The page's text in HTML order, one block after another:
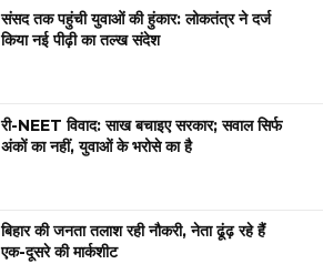
संसद तक पहुंची युवाओं की हुंकार: लोकतंत्र ने दर्ज
किया नई पीढ़ी का तल्ख संदेश
री-NEET विवाद: साख बचाइए सरकार; सवाल सिर्फ
अंकों का नहीं, युवाओं के भरोसे का है
बिहार की जनता तलाश रही नौकरी, नेता ढूंढ़ रहे हैं
एक-दूसरे की मार्कशीट